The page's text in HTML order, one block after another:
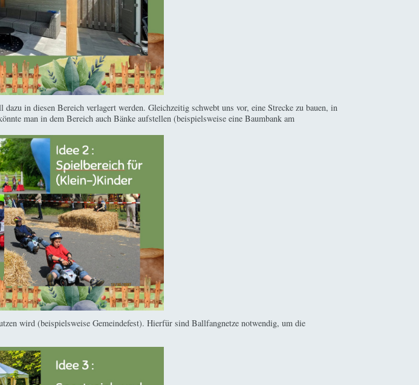
in diesen Bereich verlagert werden. Gleichzeitig schwebt uns vor, eine Strecke zu bauen, in
man in dem Bereich auch Bänke aufstellen (beispielsweise eine Baumbank am
wird (beispielsweise Gemeindefest). Hierfür sind Ballfangnetze notwendig, um die